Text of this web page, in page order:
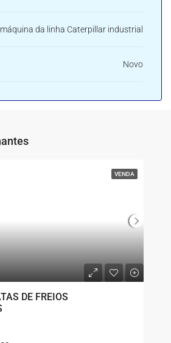
da linha Caterpillar industrial
Novo
VENDA
DE FREIOS